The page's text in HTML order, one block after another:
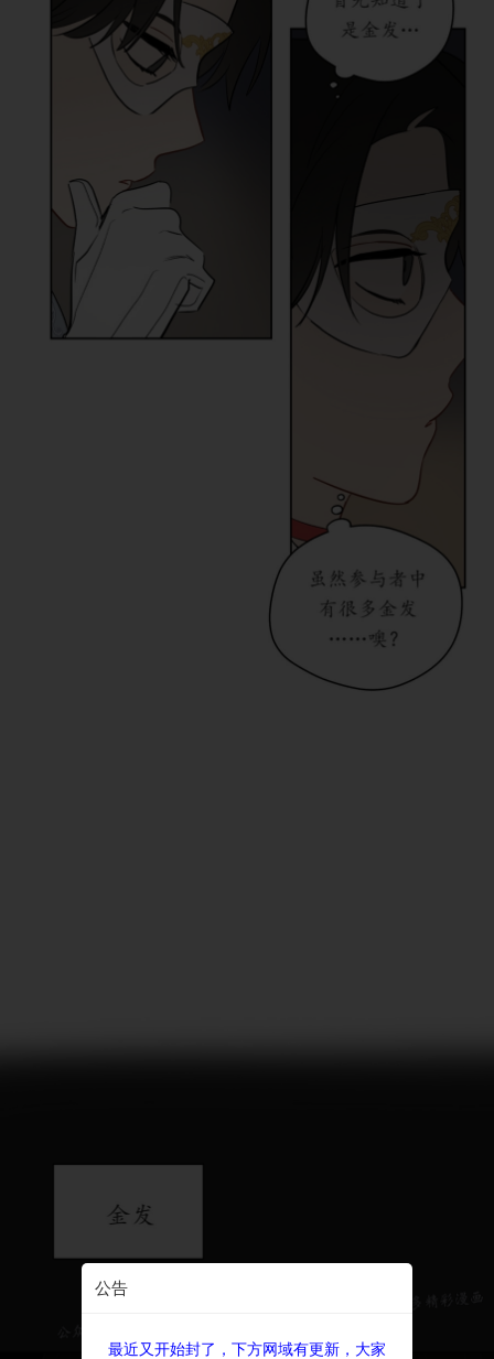
公告
最近又开始封了，下方网域有更新，大家